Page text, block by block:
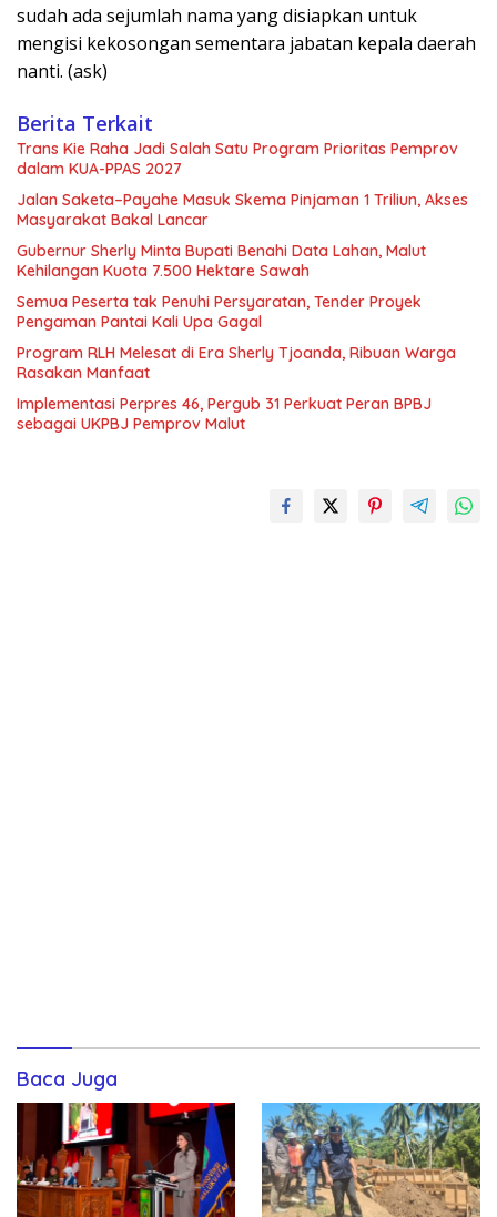
sudah ada sejumlah nama yang disiapkan untuk
mengisi kekosongan sementara jabatan kepala daerah
nanti. (ask)
Berita Terkait
Trans Kie Raha Jadi Salah Satu Program Prioritas Pemprov
dalam KUA-PPAS 2027
Jalan Saketa–Payahe Masuk Skema Pinjaman 1 Triliun, Akses
Masyarakat Bakal Lancar
Gubernur Sherly Minta Bupati Benahi Data Lahan, Malut
Kehilangan Kuota 7.500 Hektare Sawah
Semua Peserta tak Penuhi Persyaratan, Tender Proyek
Pengaman Pantai Kali Upa Gagal
Program RLH Melesat di Era Sherly Tjoanda, Ribuan Warga
Rasakan Manfaat
Implementasi Perpres 46, Pergub 31 Perkuat Peran BPBJ
sebagai UKPBJ Pemprov Malut
Baca Juga